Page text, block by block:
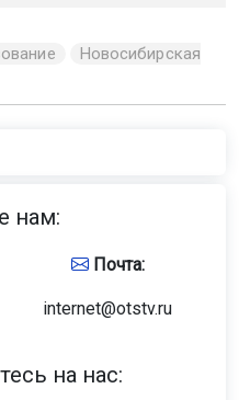
Новосибирская
нам:
Почта:
internet@otstv.ru
на нас: